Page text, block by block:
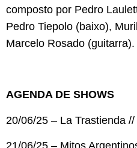
composto por Pedro
Pedro Tiepolo (baixo),
Marcelo Rosado (guitarra).
AGENDA DE SHOWS
20/06/25 – La Trastienda
21/06/25 – Mitos